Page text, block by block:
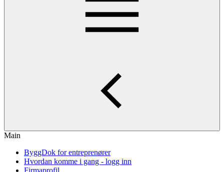
Main
ByggDok for entreprenører
Hvordan komme i gang - logg inn
Firmaprofil